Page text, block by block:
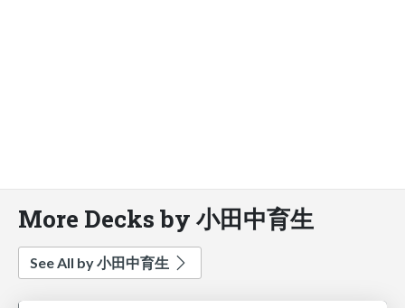
More Decks by 小田中育生
See All by 小田中育生